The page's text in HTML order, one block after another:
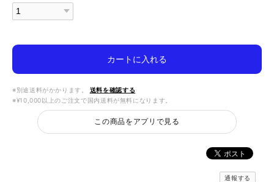
カートに入れる
※別途送料がかかります。
送料を確認する
※¥10,000以上のご注文で国内送料が無料になります。
この商品をアプリで見る
通報する